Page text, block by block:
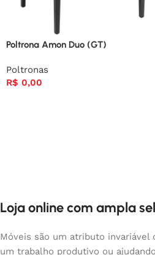
Poltrona Amon Duo (GT)
Poltronas
R$ 0,00
Loja online com ampla
Móveis são um atributo
um trabalho produtivo ou